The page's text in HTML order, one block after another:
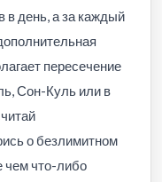
в день, а за каждый
пересечение
Сон-Куль или в
о безлимитном
чем что-либо